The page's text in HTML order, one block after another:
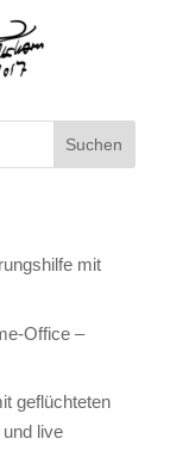
mit
Office –
geflüchteten
live